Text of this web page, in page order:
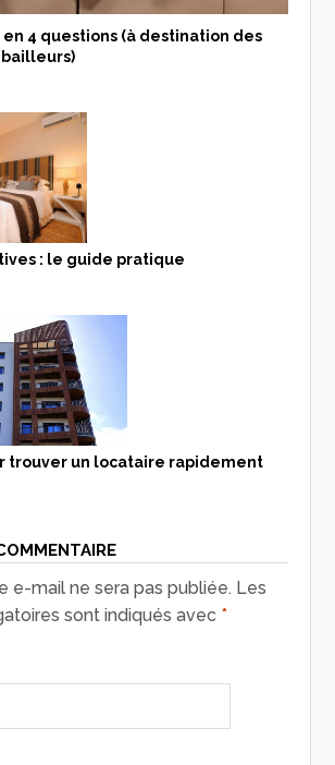
en 4 questions (à destination des
: le guide pratique
trouver un locataire rapidement
e-mail ne sera pas publiée. Les
sont indiqués avec *